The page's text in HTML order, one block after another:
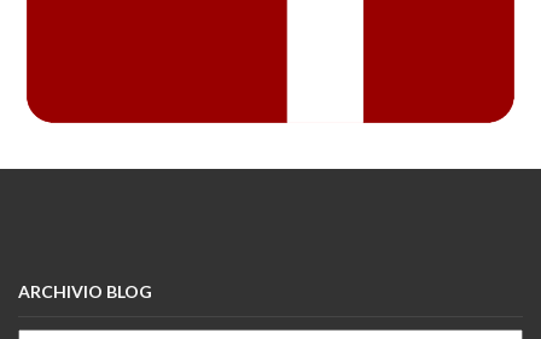
ARCHIVIO BLOG